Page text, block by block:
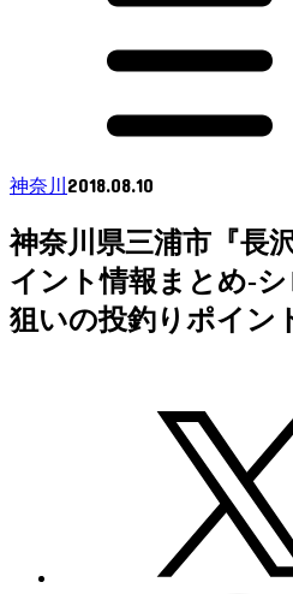
神奈川 2018.08.10
神奈川県三浦市『長
イント情報まとめ-
狙いの投釣りポイン